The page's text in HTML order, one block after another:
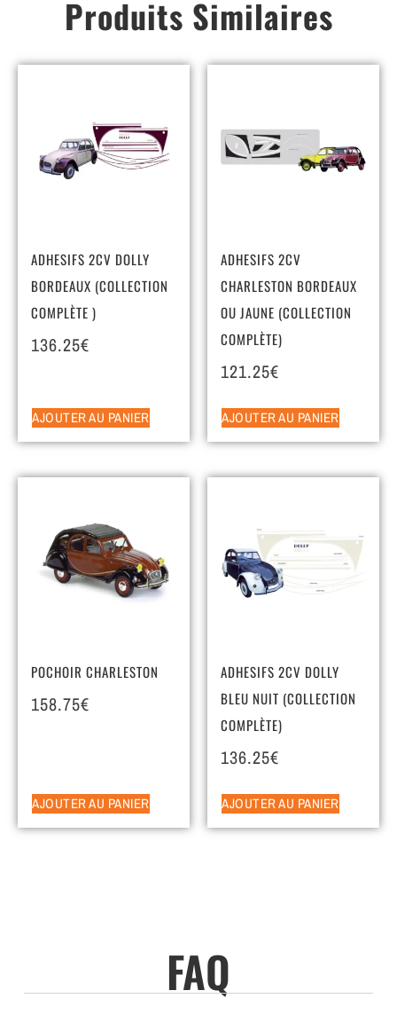
Produits Similaires
ADHESIFS 2CV DOLLY
BORDEAUX (COLLECTION
COMPLÈTE )
136.25€
AJOUTER AU PANIER
ADHESIFS 2CV
CHARLESTON BORDEAUX
OU JAUNE (COLLECTION
COMPLÈTE)
121.25€
AJOUTER AU PANIER
POCHOIR CHARLESTON
158.75€
AJOUTER AU PANIER
ADHESIFS 2CV DOLLY
BLEU NUIT (COLLECTION
COMPLÈTE)
136.25€
AJOUTER AU PANIER
FAQ